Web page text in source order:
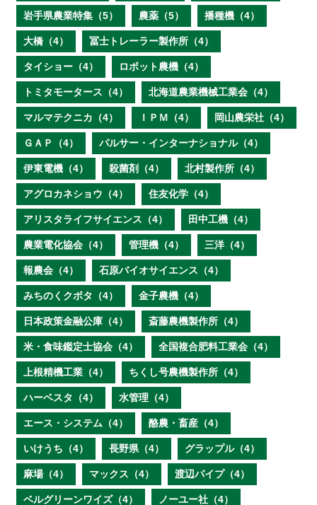
岩手県農業特集（5） 農薬（5） 播種機（4）
大橋（4） 冨士トレーラー製作所（4）
タイショー（4） ロボット農機（4）
トミタモータース（4） 北海道農業機械工業会（4）
マルマテクニカ（4） ＩＰＭ（4） 岡山農栄社（4）
ＧＡＰ（4） パルサー・インターナショナル（4）
伊東電機（4） 殺菌剤（4） 北村製作所（4）
アグロカネショウ（4） 住友化学（4）
アリスタライフサイエンス（4） 田中工機（4）
農業電化協会（4） 管理機（4） 三洋（4）
報農会（4） 石原バイオサイエンス（4）
みちのくクボタ（4） 金子農機（4）
日本政策金融公庫（4） 斎藤農機製作所（4）
米・食味鑑定士協会（4） 全国複合肥料工業会（4）
上根精機工業（4） ちくし号農機製作所（4）
ハーベスタ（4） 水管理（4）
エース・システム（4） 酪農・畜産（4）
いけうち（4） 長野県（4） グラップル（4）
麻場（4） マックス（4） 渡辺パイプ（4）
ベルグリーンワイズ（4） ノーユー社（4）